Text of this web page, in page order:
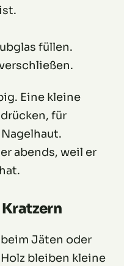
füllen.
Eine kleine
für
abends, weil er
Jäten oder
bleiben kleine